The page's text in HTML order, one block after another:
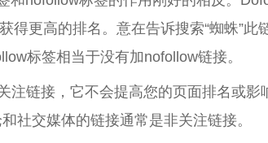
得更高的排名。意在告诉搜索“蜘蛛”
标签相当于没有加nofollow链接。
注链接，它不会提高您的页面排名或
社交媒体的链接通常是非关注链接。